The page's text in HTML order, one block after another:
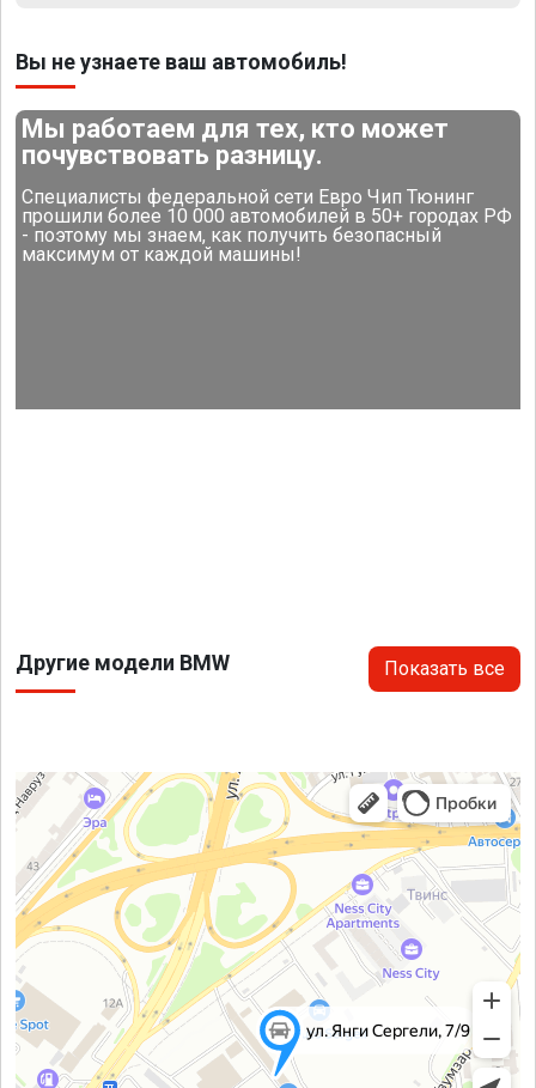
Вы не узнаете ваш автомобиль!
Мы работаем для тех, кто может
почувствовать разницу.
Специалисты федеральной сети Евро Чип Тюнинг
прошили более 10 000 автомобилей в 50+ городах РФ
- поэтому мы знаем, как получить безопасный
максимум от каждой машины!
Другие модели BMW Показать все